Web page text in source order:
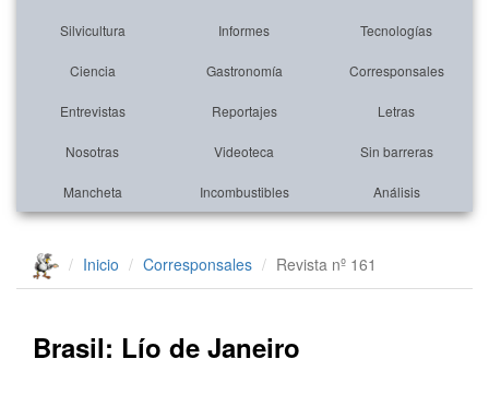
Silvicultura Informes Tecnologías
Ciencia Gastronomía Corresponsales
Entrevistas Reportajes Letras
Nosotras Videoteca Sin barreras
Mancheta Incombustibles Análisis
Inicio Corresponsales Revista nº 161
Brasil: Lío de Janeiro